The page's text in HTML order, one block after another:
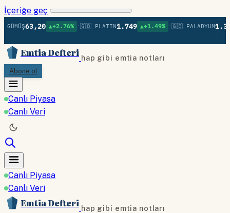
İçeriğe geç
63,20 ▲+2.76% •🇬🇧 PLATIN1.749 ▲+1.49% •🇬🇧 PALADYUM1.377
Emtia Defteri hap gibi emtia notları
Abone ol
Canlı Piyasa
Canlı Veri
Canlı Piyasa
Canlı Veri
Emtia Defteri hap gibi emtia notları